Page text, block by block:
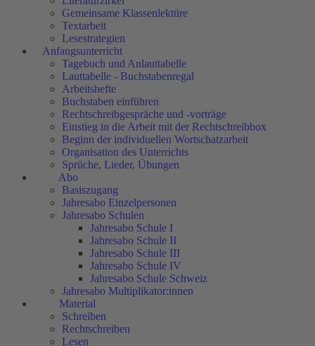
Gemeinsame Klassenlektüre
Textarbeit
Lesestrategien
Anfangsunterricht
Tagebuch und Anlauttabelle
Lauttabelle - Buchstabenregal
Arbeitshefte
Buchstaben einführen
Rechtschreibgespräche und -vorträge
Einstieg in die Arbeit mit der Rechtschreibbox
Beginn der individuellen Wortschatzarbeit
Organisation des Unterrichts
Sprüche, Lieder, Übungen
Abo
Basiszugang
Jahresabo Einzelpersonen
Jahresabo Schulen
Jahresabo Schule I
Jahresabo Schule II
Jahresabo Schule III
Jahresabo Schule IV
Jahresabo Schule Schweiz
Jahresabo Multiplikator:innen
Material
Schreiben
Rechtschreiben
Lesen